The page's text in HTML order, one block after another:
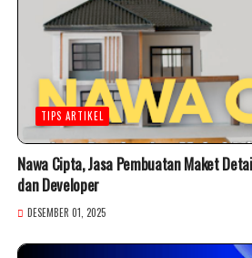
TIPS ARTIKEL
Nawa Cipta, Jasa Pembuatan Maket
dan Developer
DESEMBER 01, 2025